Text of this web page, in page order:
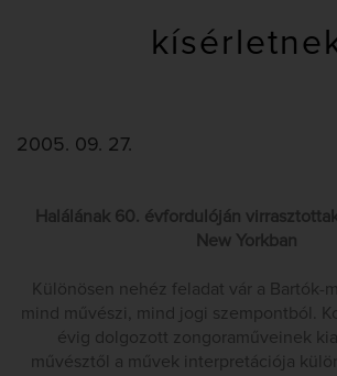
2005. 09. 27.
Halálának 60. évfordulóján
New Yorkban
Különösen nehéz feladat vár a Bartók-
mind művészi, mind jogi szempontból.
évig dolgozott zongoraműveinek
művésztől a művek interpretációja